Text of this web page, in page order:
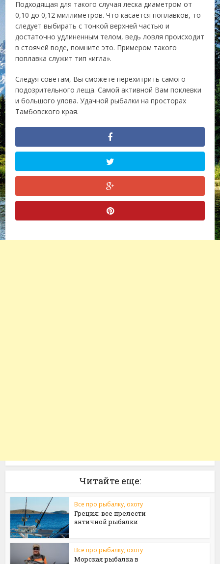
Подходящая для такого случая леска диаметром от
0,10 до 0,12 миллиметров. Что касается поплавков, то
следует выбирать с тонкой верхней частью и
достаточно удлиненным телом, ведь ловля происходит
в стоячей воде, помните это. Примером такого
поплавка служит тип «игла».
Следуя советам, Вы сможете перехитрить самого
подозрительного леща. Самой активной Вам поклевки
и большого улова. Удачной рыбалки на просторах
Тамбовского края.
Читайте еще:
Все про рыбалку, охоту
Греция: все прелести
античной рыбалки
Все про рыбалку, охоту
Морская рыбалка в